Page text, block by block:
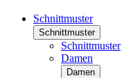
Schnittmuster
Schnittmuster
Schnittmuster
Damen
Damen